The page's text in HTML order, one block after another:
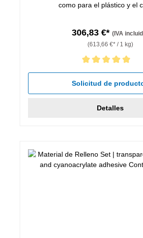
como para el plástico y el
306,83 €* (IVA
(613,66 €* / 1 kg)
Calificación promedio de 5 de 5
Solicitud de
Detalles